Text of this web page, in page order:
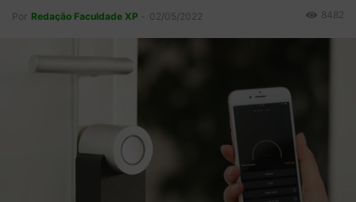
Por Redação Faculdade XP 02/05/2022 8482